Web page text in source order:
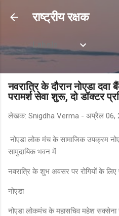
सीधे मुख्य
राष्ट्रीय रक्षक
Labels
नवरात्रि के दौरान नोएडा
परामर्श सेवा शुरू, दो डॉक्टर
लेखक: Snigdha Verma - अप्रैल 06,
नोएडा लोक मंच के सामाजिक उपक्रम
सामुदायिक भवन में
नवरात्रि के शुभ अवसर पर रोगियों के
नोएडा
नोएडा लोकमंच के महासचिव महेश सक्सेना